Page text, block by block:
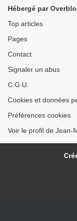
Hébergé par
Top articles
Pages
Contact
Signaler un abus
C.G.U.
Cookies et données
Préférences cookies
Voir le profil de Jean-